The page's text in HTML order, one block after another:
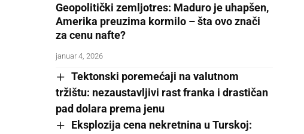
Geopolitički zemljotres: Maduro je uhapšen,
Amerika preuzima kormilo – šta ovo znači
za cenu nafte?
januar 4, 2026
Tektonski poremećaji na valutnom
tržištu: nezaustavljivi rast franka i drastičan
pad dolara prema jenu
Eksplozija cena nekretnina u Turskoj: